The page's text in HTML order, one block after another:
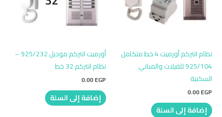
نظام انتركم أورميت 4 خط متكامل
925/104 للفيلات والمباني
السكنية
0.00EGP
إضافة إلى السلة
أورميت انتركم موديل 925/232 –
نظام انتركم 32 خط
0.00EGP
إضافة إلى السلة